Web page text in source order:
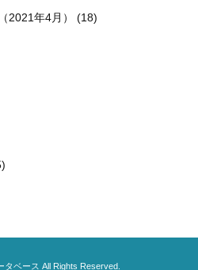
2021年4月） (18)
ベース All Rights Reserved.